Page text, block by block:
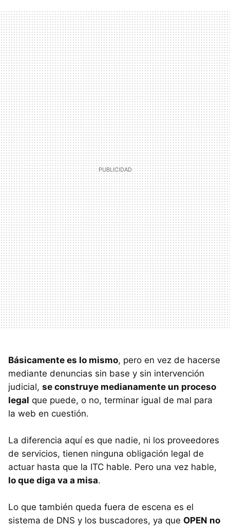
Básicamente es lo mismo, pero en vez de hacerse
mediante denuncias sin base y sin intervención
judicial, se construye medianamente un proceso
legal que puede, o no, terminar igual de mal para
la web en cuestión.
La diferencia aquí es que nadie, ni los proveedores
de servicios, tienen ninguna obligación legal de
actuar hasta que la ITC hable. Pero una vez hable,
lo que diga va a misa.
Lo que también queda fuera de escena es el
sistema de DNS y los buscadores, ya que OPEN no